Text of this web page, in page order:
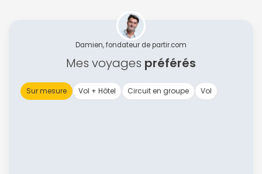
Damien, fondateur de partir.com
Mes voyages préférés
Sur mesure Vol + Hôtel Circuit en groupe Vol